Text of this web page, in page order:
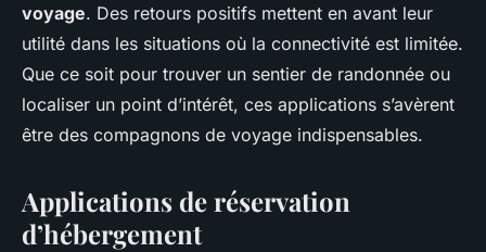
voyage. Des retours positifs mettent en avant leur
utilité dans les situations où la connectivité est limitée.
Que ce soit pour trouver un sentier de randonnée ou
localiser un point d’intérêt, ces applications s’avèrent
être des compagnons de voyage indispensables.
Applications de réservation
d’hébergement